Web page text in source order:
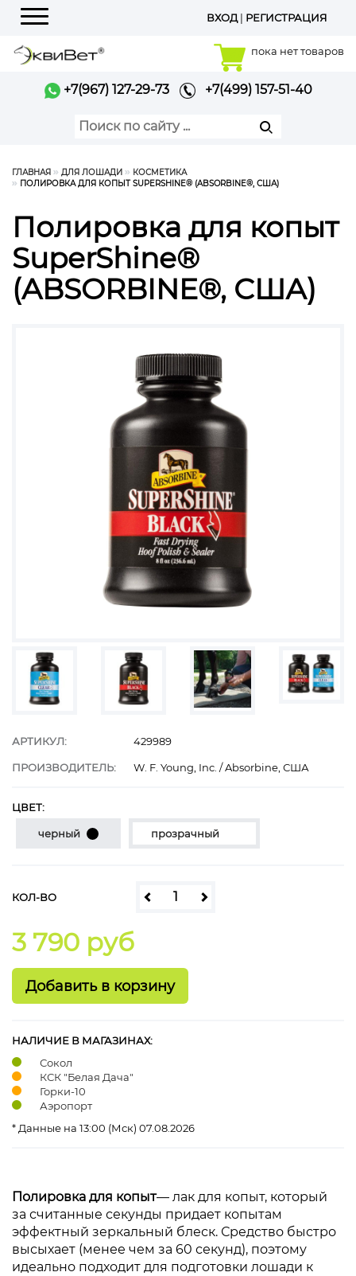
Меню
ВХОД| РЕГИСТРАЦИЯ
пока нет товаров
+7(967) 127-29-73 +7(499) 157-51-40
ГЛАВНАЯ ДЛЯ ЛОШАДИ
КОСМЕТИКА
ПОЛИРОВКА ДЛЯ КОПЫТ SUPERSHINE® (ABSORBINE®, США)
Полировка для копыт
SuperShine®
(ABSORBINE®, США)
АРТИКУЛ: 429989
ПРОИЗВОДИТЕЛЬ: W. F. Young, Inc. / Absorbine, США
ЦВЕТ:
черный прозрачный
КОЛ-ВО
3 790 руб
НАЛИЧИЕ В МАГАЗИНАХ:
Сокол
КСК "Белая Дача"
Горки-10
Аэропорт
* Данные на 13:00 (Мск) 07.08.2026
Полировка для копыт— лак для копыт, который
за считанные секунды придает копытам
эффектный зеркальный блеск. Средство быстро
высыхает (менее чем за 60 секунд), поэтому
идеально подходит для подготовки лошади к